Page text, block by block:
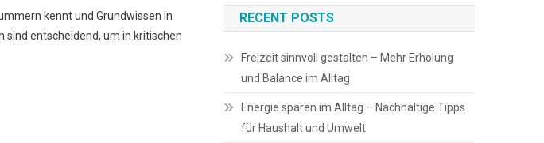
kennt und Grundwissen in
sind entscheidend, um in kritischen
RECENT POSTS
Freizeit sinnvoll gestalten – Mehr Erholung
und Balance im Alltag
Energie sparen im Alltag – Nachhaltige Tipps
für Haushalt und Umwelt